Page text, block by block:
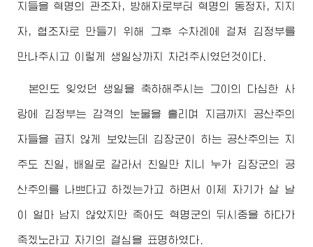
지들을 혁명의 관조자, 방해자로부터 혁명의 동정자, 지지
자, 협조자로 만들기 위해 그후 수차례에 걸쳐 김정부를
만나주시고 이렇게 생일상까지 차려주시였던것이다.
본인도 잊었던 생일을 축하해주시는 그이의 다심한 사
랑에 김정부는 감격의 눈물을 흘리며 지금까지 공산주의
자들을 곱지 않게 보았는데 김장군이 하는 공산주의는 지
주도 친일, 배일로 갈라서 친일만 치니 누가 김장군의 공
산주의를 나쁘다고 하겠는가고 하면서 이제 자기가 살 날
이 얼마 남지 않았지만 죽어도 혁명군의 뒤시중을 하다가
죽겠노라고 자기의 결심을 표명하였다.